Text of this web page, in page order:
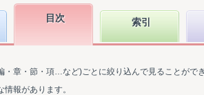
目次 索引
・章・節・項…など)ごとに絞り込んで見ることがで
報があります。